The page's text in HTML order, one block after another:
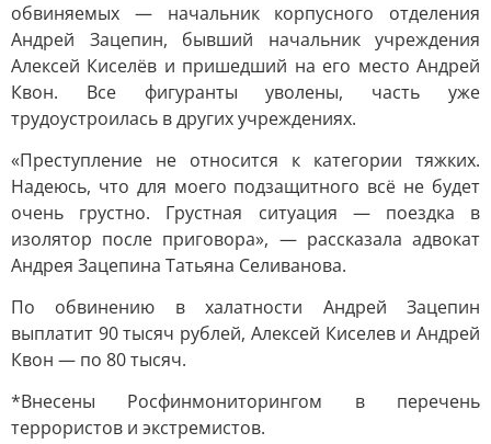
обвиняемых — начальник корпусного отделения
Андрей Зацепин, бывший начальник учреждения
Алексей Киселёв и пришедший на его место Андрей
Квон. Все фигуранты уволены, часть уже
трудоустроилась в других учреждениях.
«Преступление не относится к категории тяжких.
Надеюсь, что для моего подзащитного всё не будет
очень грустно. Грустная ситуация — поездка в
изолятор после приговора», — рассказала адвокат
Андрея Зацепина Татьяна Селиванова.
По обвинению в халатности Андрей Зацепин
выплатит 90 тысяч рублей, Алексей Киселев и Андрей
Квон — по 80 тысяч.
*Внесены Росфинмониторингом в перечень
террористов и экстремистов.